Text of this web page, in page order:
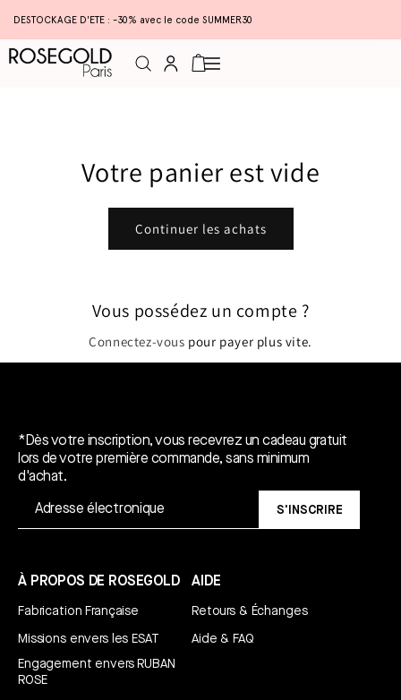
DESTOCKAGE D'ETE : -30% avec le code SUMMER30
ConnexionPanier
Votre panier est vide
Continuer les achats
Vous possédez un compte ?
Connectez-vous pour payer plus vite.
*Dès votre inscription, vous recevrez un cadeau gratuit
lors de votre première commande, sans minimum
d'achat.
S'INSCRIRE
À PROPOS DE ROSEGOLD
Fabrication Française
Missions envers les ESAT
Engagement envers RUBAN
ROSE
AIDE
Retours & Échanges
Aide & FAQ